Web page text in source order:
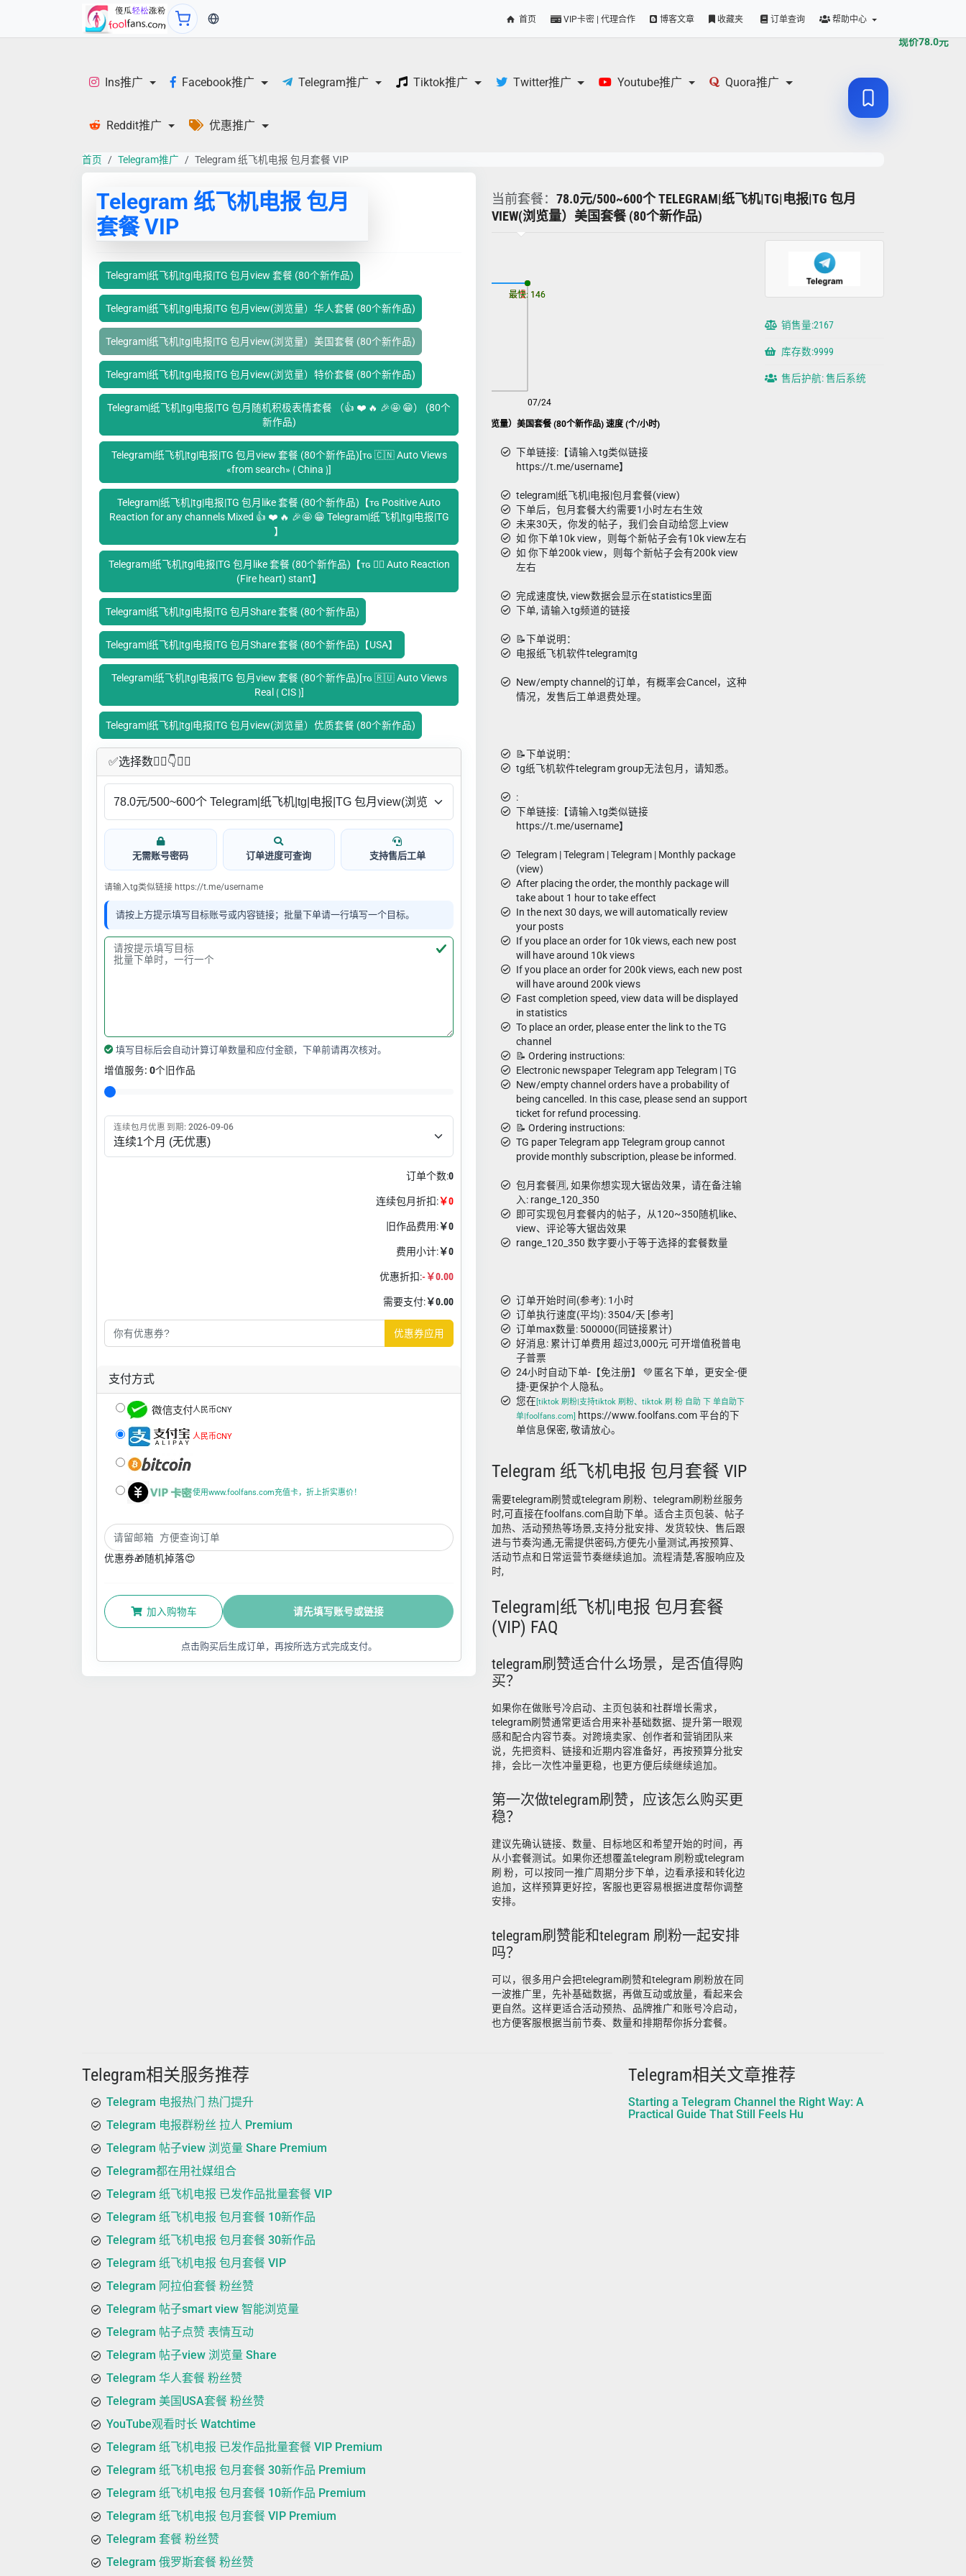
当前语言：中文 首页 VIP卡密 | 代理合作 博客文章 收藏夹 订单查询 帮助中心
Ins推广 Facebook推广 Telegram推广 Tiktok推广 Twitter推广 Youtube推广 Quora推广
Reddit推广 优惠推广
首页 Telegram推广 Telegram 纸飞机电报 包月套餐 VIP
Telegram 纸飞机电报 包月
套餐 VIP
Telegram|纸飞机|tg|电报|TG 包月view 套餐 (80个新作品)
Telegram|纸飞机|tg|电报|TG 包月view(浏览量）华人套餐 (80个新作品)
Telegram|纸飞机|tg|电报|TG 包月view(浏览量）美国套餐 (80个新作品)
Telegram|纸飞机|tg|电报|TG 包月view(浏览量）特价套餐 (80个新作品)
Telegram|纸飞机|tg|电报|TG 包月随机积极表情套餐 （👍 ❤️ 🔥 🎉🤩 😁） (80个
新作品)
Telegram|纸飞机|tg|电报|TG 包月view 套餐 (80个新作品)[ᴛɢ 🇨🇳 Auto Views
«from search» ⟮ China ⟯]
Telegram|纸飞机|tg|电报|TG 包月like 套餐 (80个新作品)【ᴛɢ Positive Auto
Reaction for any channels Mixed 👍 ❤️ 🔥 🎉🤩 😁 Telegram|纸飞机|tg|电报|TG
】
Telegram|纸飞机|tg|电报|TG 包月like 套餐 (80个新作品)【ᴛɢ ❤️‍🔥 Auto Reaction
(Fire heart) stant】
Telegram|纸飞机|tg|电报|TG 包月Share 套餐 (80个新作品)
Telegram|纸飞机|tg|电报|TG 包月Share 套餐 (80个新作品)【USA】
Telegram|纸飞机|tg|电报|TG 包月view 套餐 (80个新作品)[ᴛɢ 🇷🇺 Auto Views
Real ⟮ CIS ⟯]
Telegram|纸飞机|tg|电报|TG 包月view(浏览量）优质套餐 (80个新作品)
✅​选择数👇🏻​​👇👇🏻​​
无需账号密码 订单进度可查询 支持售后工单
请输入tg类似链接 https://t.me/username
请按上方提示填写目标账号或内容链接；批量下单请一行填写一个目标。
填写目标后会自动计算订单数量和应付金额，下单前请再次核对。
增值服务: 0个旧作品
连续包月优惠 到期: 2026-09-06
订单个数:0
连续包月折扣:￥0
旧作品费用:￥0
费用小计:￥0
优惠折扣:-￥0.00
需要支付:￥0.00
优惠券应用
支付方式
人民币CNY
人民币CNY
使用www.foolfans.com充值卡，折上折实惠价！
优惠券🎁随机掉落😍
加入购物车 请先填写账号或链接
点击购买后生成订单，再按所选方式完成支付。
现价78.0元
当前套餐： 78.0元/500~600个 TELEGRAM|纸飞机|TG|电报|TG 包月
VIEW(浏览量）美国套餐 (80个新作品)
Telegram|纸飞机|tg|电报|TG 包月view(浏览量）美国套餐 (80个新作品) 速度 (个/小时)
07/24
08/06
最慢: 146
最快: 146
下单链接:【请输入tg类似链接
https://t.me/username】
telegram|纸飞机|电报|包月套餐(view)
下单后，包月套餐大约需要1小时左右生效
未来30天，你发的帖子，我们会自动给您上view
如 你下单10k view，则每个新帖子会有10k view左右
如 你下单200k view，则每个新帖子会有200k view
左右
完成速度快, view数据会显示在statistics里面
下单, 请输入tg频道的链接
📝下单说明：
电报纸飞机软件telegram|tg
New/empty channel的订单，有概率会Cancel，这种
情况，发售后工单退费处理。
📝下单说明：
tg纸飞机软件telegram group无法包月，请知悉。
:
下单链接:【请输入tg类似链接
https://t.me/username】
Telegram | Telegram | Telegram | Monthly package
(view)
After placing the order, the monthly package will
take about 1 hour to take effect
In the next 30 days, we will automatically review
your posts
If you place an order for 10k views, each new post
will have around 10k views
If you place an order for 200k views, each new post
will have around 200k views
Fast completion speed, view data will be displayed
in statistics
To place an order, please enter the link to the TG
channel
📝 Ordering instructions:
Electronic newspaper Telegram app Telegram | TG
New/empty channel orders have a probability of
being cancelled. In this case, please send an support
ticket for refund processing.
📝 Ordering instructions:
TG paper Telegram app Telegram group cannot
provide monthly subscription, please be informed.
包月套餐🈷️, 如果你想实现大锯齿效果，请在备注输
入: range_120_350
即可实现包月套餐内的帖子，从120~350随机like、
view、评论等大锯齿效果
range_120_350 数字要小于等于选择的套餐数量
订单开始时间(参考): 1小时
订单执行速度(平均): 3504/天 [参考]
订单max数量: 500000(同链接累计)
好消息: 累计订单费用 超过3,000元 可开增值税普电
子普票
24小时自动下单-【免注册】 💚 匿名下单，更安全-便
捷-更保护个人隐私。
您在[tiktok 刷粉|支持tiktok 刷粉、tiktok 刷 粉 自助 下 单自助下
单|foolfans.com] https://www.foolfans.com 平台的下
单信息保密, 敬请放心。
Telegram 纸飞机电报 包月套餐 VIP
需要telegram刷赞或telegram 刷粉、telegram刷粉丝服务
时,可直接在foolfans.com自助下单。适合主页包装、帖子
加热、活动预热等场景,支持分批安排、发货较快、售后跟
进与节奏沟通,无需提供密码,方便先小量测试,再按预算、
活动节点和日常运营节奏继续追加。流程清楚,客服响应及
时,
Telegram|纸飞机|电报 包月套餐
(VIP) FAQ
telegram刷赞适合什么场景，是否值得购
买？
如果你在做账号冷启动、主页包装和社群增长需求，
telegram刷赞通常更适合用来补基础数据、提升第一眼观
感和配合内容节奏。对跨境卖家、创作者和营销团队来
说，先把资料、链接和近期内容准备好，再按预算分批安
排，会比一次性冲量更稳，也更方便后续继续追加。
第一次做telegram刷赞，应该怎么购买更
稳？
建议先确认链接、数量、目标地区和希望开始的时间，再
从小套餐测试。如果你还想覆盖telegram 刷粉或telegram
刷 粉，可以按同一推广周期分步下单，边看承接和转化边
追加，这样预算更好控，客服也更容易根据进度帮你调整
安排。
telegram刷赞能和telegram 刷粉一起安排
吗？
可以，很多用户会把telegram刷赞和telegram 刷粉放在同
一波推广里，先补基础数据，再做互动或放量，看起来会
更自然。这样更适合活动预热、品牌推广和账号冷启动，
也方便客服根据当前节奏、数量和排期帮你拆分套餐。
销售量:2167
库存数:9999
售后护航: 售后系统
Telegram相关服务推荐
Telegram 电报热门 热门提升
Telegram 电报群粉丝 拉人 Premium
Telegram 帖子view 浏览量 Share Premium
Telegram都在用社媒组合
Telegram 纸飞机电报 已发作品批量套餐 VIP
Telegram 纸飞机电报 包月套餐 10新作品
Telegram 纸飞机电报 包月套餐 30新作品
Telegram 纸飞机电报 包月套餐 VIP
Telegram 阿拉伯套餐 粉丝赞
Telegram 帖子smart view 智能浏览量
Telegram 帖子点赞 表情互动
Telegram 帖子view 浏览量 Share
Telegram 华人套餐 粉丝赞
Telegram 美国USA套餐 粉丝赞
YouTube观看时长 Watchtime
Telegram 纸飞机电报 已发作品批量套餐 VIP Premium
Telegram 纸飞机电报 包月套餐 30新作品 Premium
Telegram 纸飞机电报 包月套餐 10新作品 Premium
Telegram 纸飞机电报 包月套餐 VIP Premium
Telegram 套餐 粉丝赞
Telegram 俄罗斯套餐 粉丝赞
Telegram相关文章推荐
Starting a Telegram Channel the Right Way: A
Practical Guide That Still Feels Hu